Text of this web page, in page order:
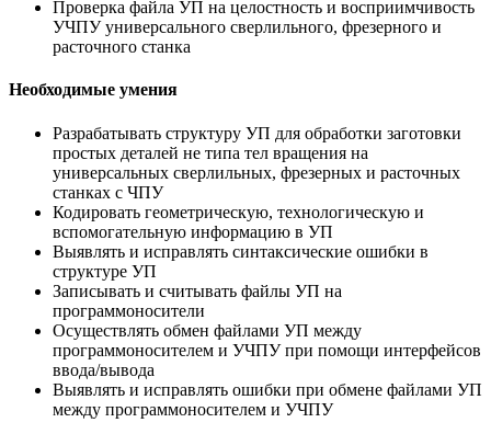
Проверка файла УП на целостность и восприимчивость
УЧПУ универсального сверлильного, фрезерного и
расточного станка
Необходимые умения
Разрабатывать структуру УП для обработки заготовки
простых деталей не типа тел вращения на
универсальных сверлильных, фрезерных и расточных
станках с ЧПУ
Кодировать геометрическую, технологическую и
вспомогательную информацию в УП
Выявлять и исправлять синтаксические ошибки в
структуре УП
Записывать и считывать файлы УП на
программоносители
Осуществлять обмен файлами УП между
программоносителем и УЧПУ при помощи интерфейсов
ввода/вывода
Выявлять и исправлять ошибки при обмене файлами УП
между программоносителем и УЧПУ